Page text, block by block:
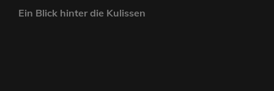
Ein Blick hinter die Kulissen